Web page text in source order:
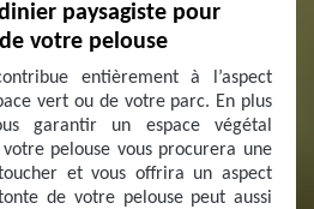
paysagiste pour
votre pelouse
entièrement à l’aspect
vert ou de votre parc. En plus
garantir un espace végétal
pelouse vous procurera une
et vous offrira un aspect
de votre pelouse peut aussi